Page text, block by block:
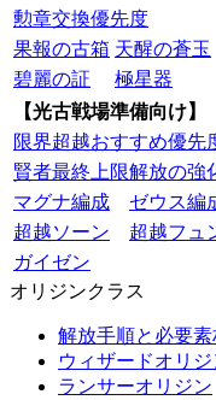
勲章交換優先度
果報の古箱 天醒の蒼玉
碧麗の証
極星器
【光古戦場準備向け】
限界超越おすすめ優先
賢者最終上限解放の強
マグナ編成
ゼウス編
超越ソーン
超越フュ
ガイゼン
オリジンクラス
解放手順と必要素
ウィザードオリジ
ランサーオリジン